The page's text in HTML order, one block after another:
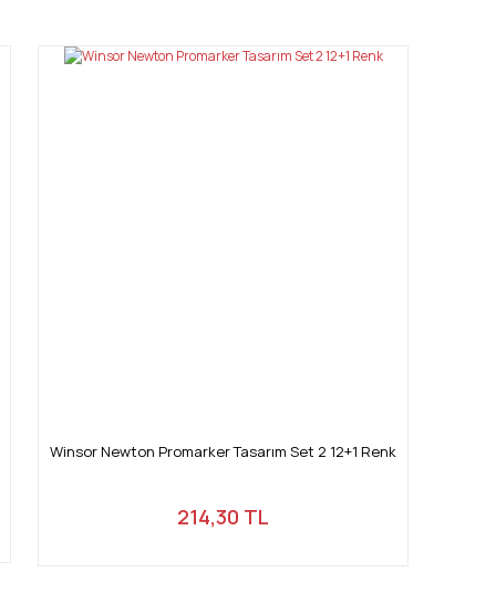
Winsor Newton Promarker Tasarım Set 2 12+1 Renk
214,30 TL